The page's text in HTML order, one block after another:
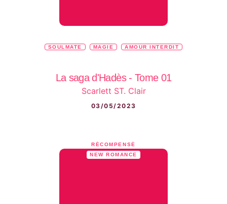
SOULMATE MAGIE AMOUR INTERDIT
La saga d'Hadès - Tome 01
Scarlett ST. Clair
03/05/2023
RÉCOMPENSÉ
NEW ROMANCE